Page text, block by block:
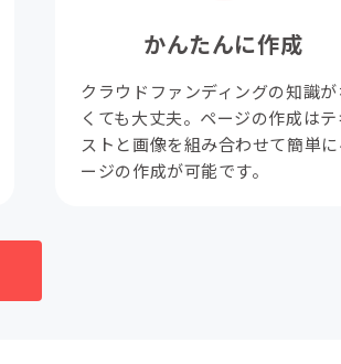
かんたんに作成
クラウドファンディングの知識
くても大丈夫。ページの作成はテ
ストと画像を組み合わせて簡単
ージの作成が可能です。